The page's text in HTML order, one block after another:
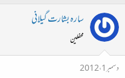
ب
ل
ڑ
ی
ی
ا
سارہ بشارت گیلانی
محفلین
دسمبر 1، 2012